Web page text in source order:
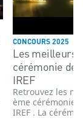
CONCOURS 2025
Les meilleurs
cérémonie de
IREF
Retrouvez les
ème cérémonie
IREF . La